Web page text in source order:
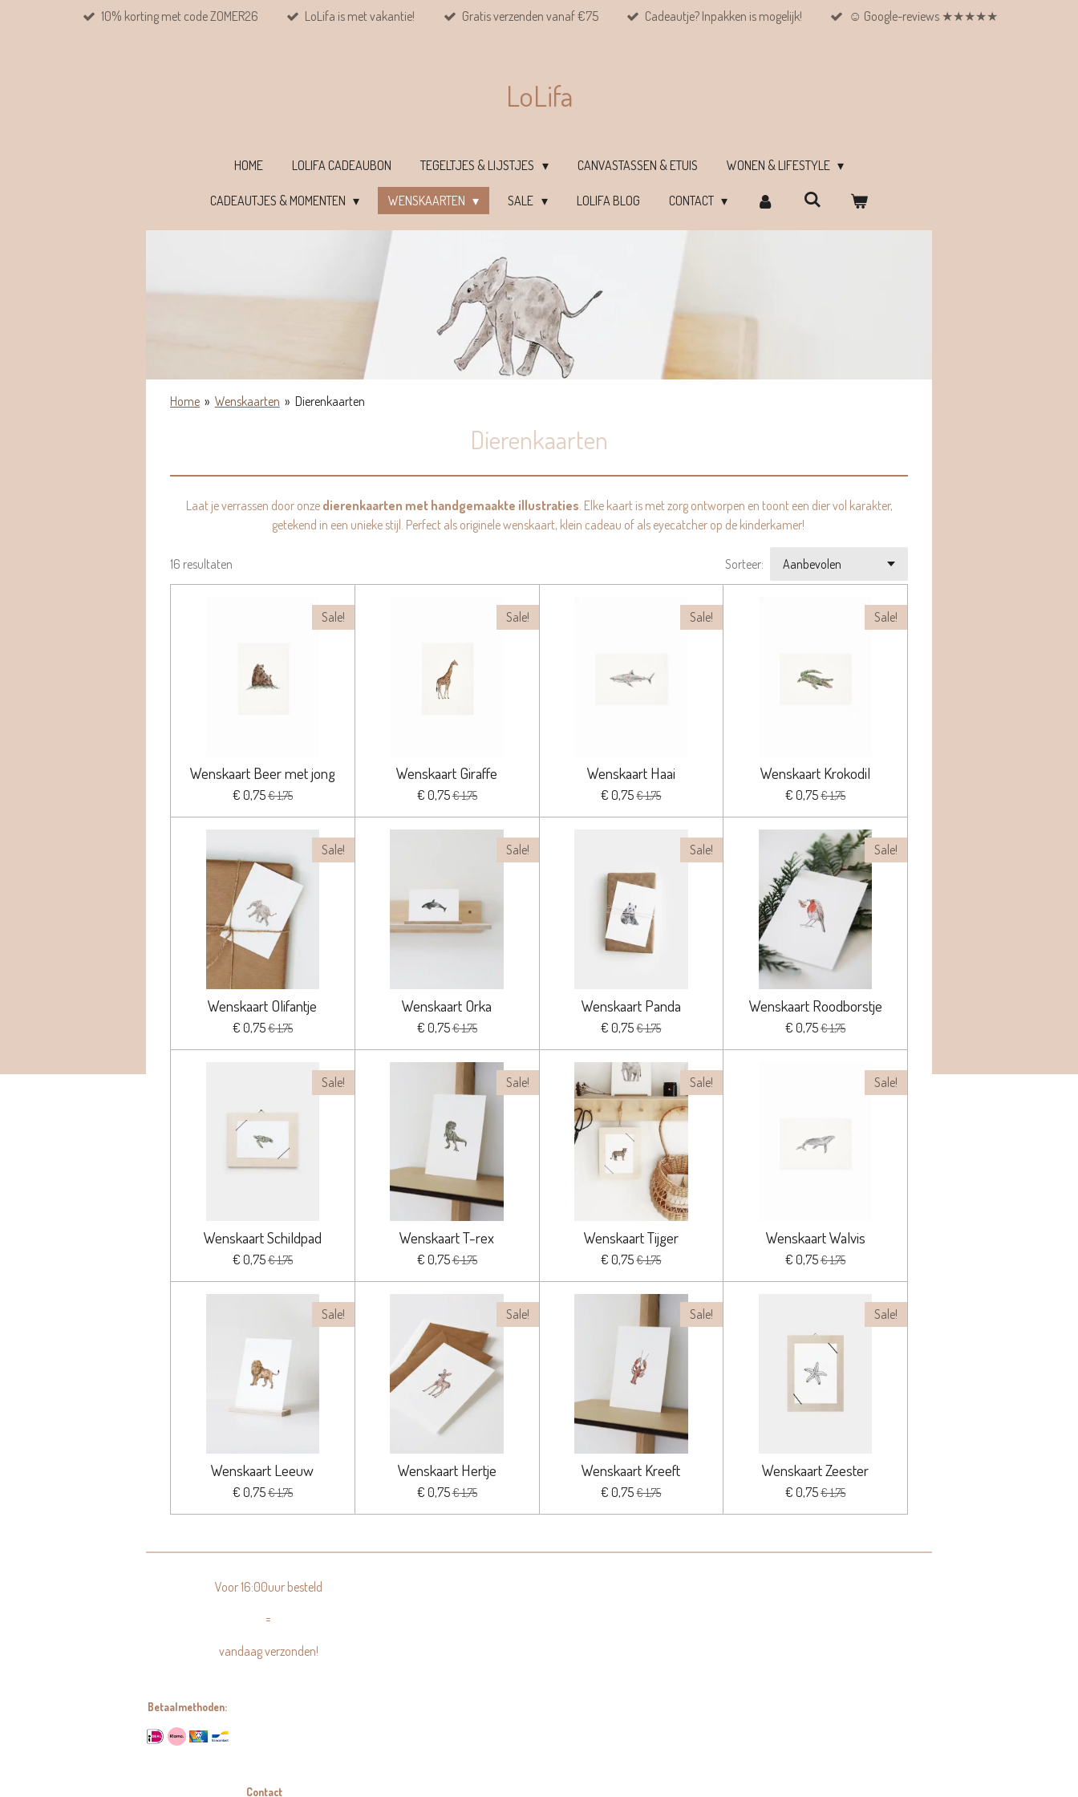
10% korting met code ZOMER26 LoLifa is met vakantie! Gratis verzenden vanaf €75 Cadeautje? Inpakken is mogelijk! ☺︎ Google-reviews ★★★★★
LoLifa
HOME LOLIFA CADEAUBON TEGELTJES & LIJSTJES CANVASTASSEN & ETUIS WONEN & LIFESTYLE
CADEAUTJES & MOMENTEN WENSKAARTEN SALE LOLIFA BLOG CONTACT
Home » Wenskaarten » Dierenkaarten
Dierenkaarten
Laat je verrassen door onze dierenkaarten met handgemaakte illustraties. Elke kaart is met zorg ontworpen en toont een dier vol karakter,
getekend in een unieke stijl. Perfect als originele wenskaart, klein cadeau of als eyecatcher op de kinderkamer!
16 resultaten Sorteer:
Sale!
Wenskaart Beer met jong
€ 0,75€ 1,75
Sale!
Wenskaart Giraffe
€ 0,75€ 1,75
Sale!
Wenskaart Haai
€ 0,75€ 1,75
Sale!
Wenskaart Krokodil
€ 0,75€ 1,75
Sale!
Wenskaart Olifantje
€ 0,75€ 1,75
Sale!
Wenskaart Orka
€ 0,75€ 1,75
Sale!
Wenskaart Panda
€ 0,75€ 1,75
Sale!
Wenskaart Roodborstje
€ 0,75€ 1,75
Sale!
Wenskaart Schildpad
€ 0,75€ 1,75
Sale!
Wenskaart T-rex
€ 0,75€ 1,75
Sale!
Wenskaart Tijger
€ 0,75€ 1,75
Sale!
Wenskaart Walvis
€ 0,75€ 1,75
Sale!
Wenskaart Leeuw
€ 0,75€ 1,75
Sale!
Wenskaart Hertje
€ 0,75€ 1,75
Sale!
Wenskaart Kreeft
€ 0,75€ 1,75
Sale!
Wenskaart Zeester
€ 0,75€ 1,75
Voor 16:00uur besteld
=
vandaag verzonden!
Betaalmethoden:
Contact